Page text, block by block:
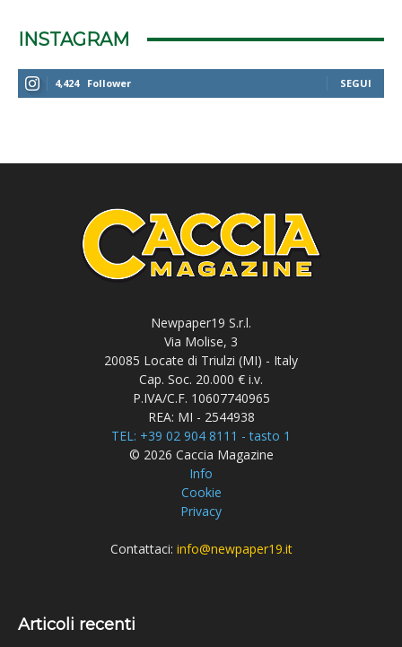
INSTAGRAM
4,424 Follower SEGUI
Newpaper19 S.r.l.
Via Molise, 3
20085 Locate di Triulzi (MI) - Italy
Cap. Soc. 20.000 € i.v.
P.IVA/C.F. 10607740965
REA: MI - 2544938
TEL: +39 02 904 8111 - tasto 1
© 2026 Caccia Magazine
Info
Cookie
Privacy
Contattaci: info@newpaper19.it
Articoli recenti